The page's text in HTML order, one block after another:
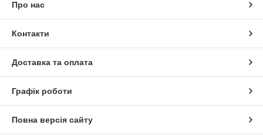
Про нас
Контакти
Доставка та оплата
Графік роботи
Повна версія сайту